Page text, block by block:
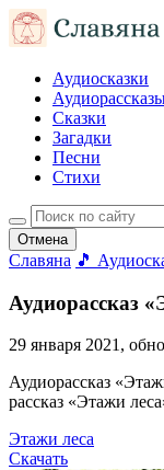
Аудиосказки
Сказки
Загадки
Песни
Стихи
Отмена
Славяна 🎵
Аудиорассказ
29 января 2021,
Аудиорассказ
рассказ «Этажи
Этажи леса
Скачать